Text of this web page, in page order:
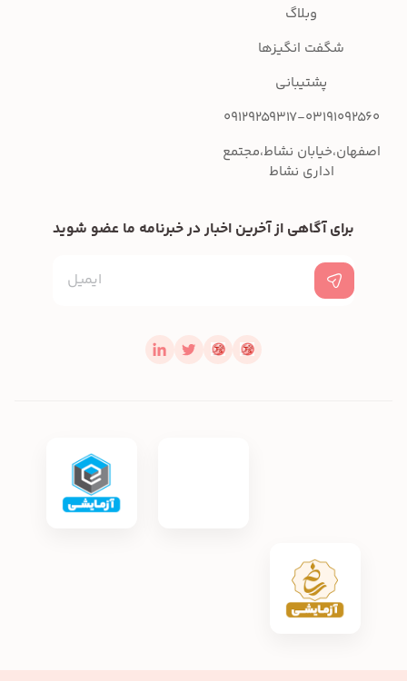
وبلاگ
شگفت انگیزها
پشتیبانی
09129259317-03191092560
اصفهان،خیابان نشاط،مجتمع
اداری نشاط
برای آگاهی از آخرین اخبار در خبرنامه ما عضو شوید